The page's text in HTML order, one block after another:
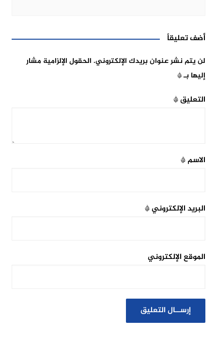
أضف تعليقاً
لن يتم نشر عنوان بريدك الإلكتروني. الحقول الإلزامية مشار
إليها بـ*
التعليق*
الاسم*
البريد الإلكتروني*
الموقع الإلكتروني